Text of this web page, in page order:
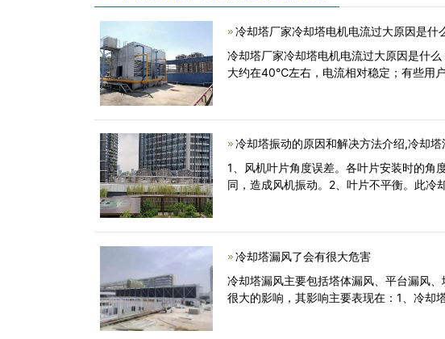
冷却塔厂家冷却塔电机电流过大原因是什
冷却塔厂家冷却塔电机电流过大原因是什
大约在40℃左右，电流相对稳定；有些用
冷却塔振动的原因和解决方法介绍,冷却
1、风机叶片角度误差。各叶片安装时的角
同，造成风机振动。2、叶片不平衡。此冷
冷却塔漏风了会有很大危害
冷却塔漏风主要包括塔体漏风、平台漏风
很大的影响，其影响主要表现在：1、冷却